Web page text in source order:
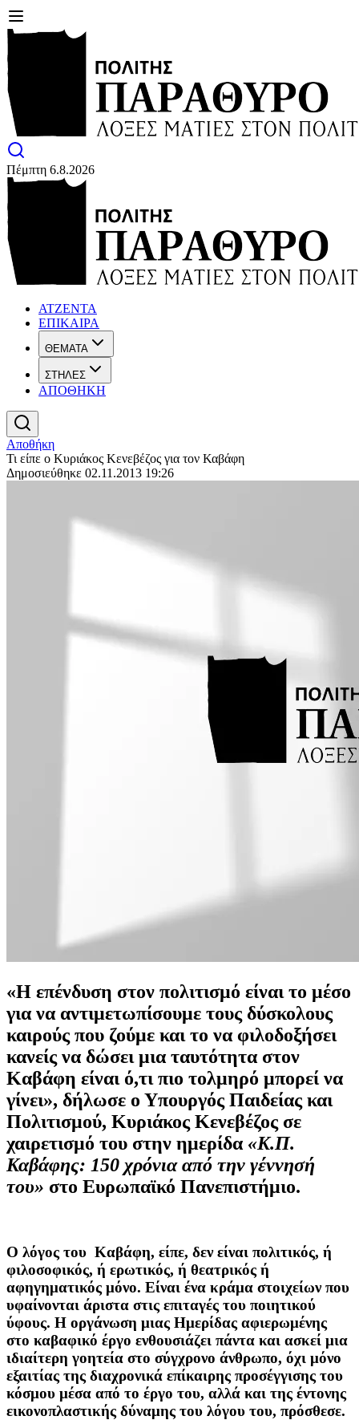
Πέμπτη 6.8.2026
ΑΤΖΕΝΤΑ
ΕΠΙΚΑΙΡΑ
ΘΕΜΑΤΑ
ΣΤΗΛΕΣ
ΑΠΟΘΗΚΗ
Αποθήκη
Τι είπε ο Κυριάκος Κενεβέζος για τον Καβάφη
Δημοσιεύθηκε 02.11.2013 19:26
«Η επένδυση στον πολιτισμό είναι το μέσο
για να αντιμετωπίσουμε τους δύσκολους
καιρούς που ζούμε και το να φιλοδοξήσει
κανείς να δώσει μια ταυτότητα στον
Καβάφη είναι ό,τι πιο τολμηρό μπορεί να
γίνει», δήλωσε ο Υπουργός Παιδείας και
Πολιτισμού, Κυριάκος Κενεβέζος σε
χαιρετισμό του στην ημερίδα «Κ.Π.
Καβάφης: 150 χρόνια από την γέννησή
του» στο Ευρωπαϊκό Πανεπιστήμιο.
Ο λόγος του Καβάφη, είπε, δεν είναι πολιτικός, ή
φιλοσοφικός, ή ερωτικός, ή θεατρικός ή
αφηγηματικός μόνο. Είναι ένα κράμα στοιχείων που
υφαίνονται άριστα στις επιταγές του ποιητικού
ύφους. Η οργάνωση μιας Ημερίδας αφιερωμένης
στο καβαφικό έργο ενθουσιάζει πάντα και ασκεί μια
ιδιαίτερη γοητεία στο σύγχρονο άνθρωπο, όχι μόνο
εξαιτίας της διαχρονικά επίκαιρης προσέγγισης του
κόσμου μέσα από το έργο του, αλλά και της έντονης
εικονοπλαστικής δύναμης του λόγου του, πρόσθεσε.